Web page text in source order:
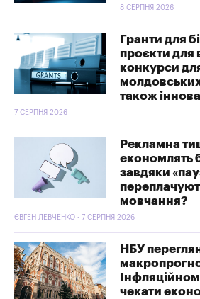
8 СЕРПНЯ 2026
Гранти для
проєкти для
конкурси
також
7 СЕРПНЯ 2026
Рекламна
економлять
завдяки
мовчання?
ЄВГЕН ЛЕВЧЕНКО - 7 СЕРПНЯ 2026
НБУ
чекати